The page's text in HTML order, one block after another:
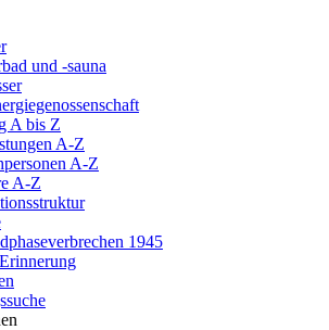
und -sauna
A bis Z
A-Z
A-Z
A-Z
1945